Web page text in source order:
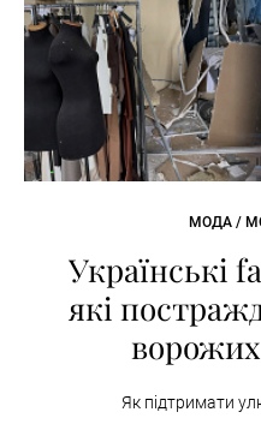
МОДА /
Українські
які
ворожих
Як підтримати